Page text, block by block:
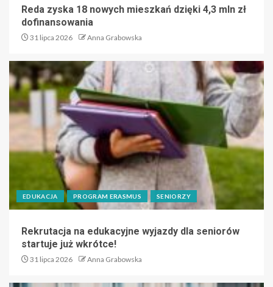
Reda zyska 18 nowych mieszkań dzięki 4,3 mln zł
dofinansowania
31 lipca 2026 Anna Grabowska
EDUKACJA PROGRAM ERASMUS SENIORZY
Rekrutacja na edukacyjne wyjazdy dla seniorów
startuje już wkrótce!
31 lipca 2026 Anna Grabowska